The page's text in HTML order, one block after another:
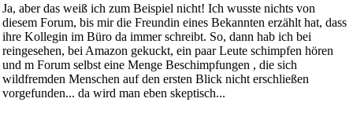
Ja, aber das weiß ich zum Beispiel nicht! Ich wusste nichts von
diesem Forum, bis mir die Freundin eines Bekannten erzählt hat, dass
ihre Kollegin im Büro da immer schreibt. So, dann hab ich bei
reingesehen, bei Amazon gekuckt, ein paar Leute schimpfen hören
und m Forum selbst eine Menge Beschimpfungen , die sich
wildfremden Menschen auf den ersten Blick nicht erschließen
vorgefunden... da wird man eben skeptisch...